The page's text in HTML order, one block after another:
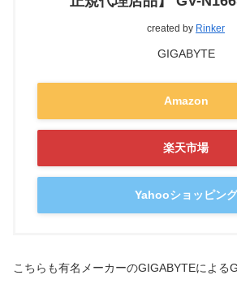
created by Rinker
GIGABYTE
Amazon
楽天市場
Yahooショッピング
こちらも有名メーカーのGIGABYTEによる